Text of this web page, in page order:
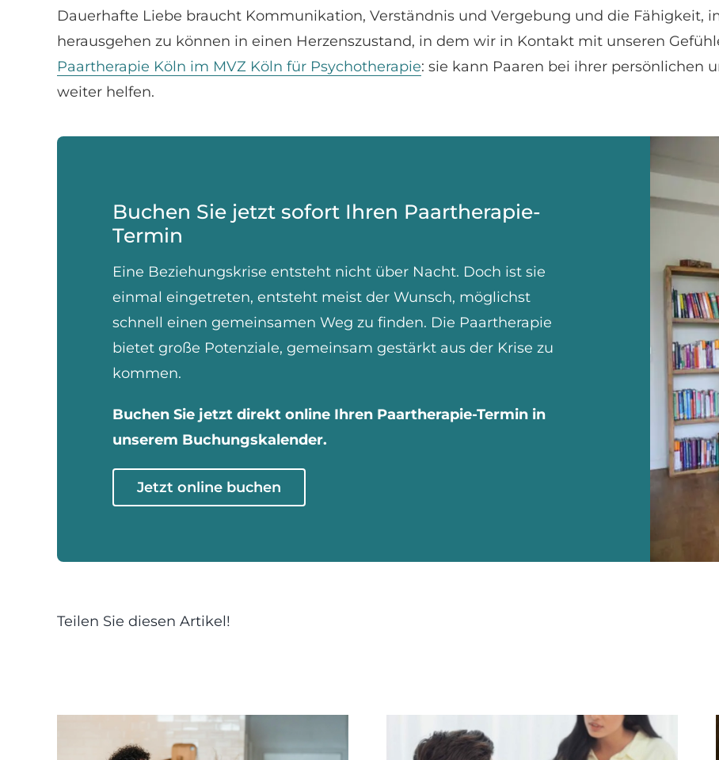
Dauerhafte Liebe braucht Kommunikation, Verständnis und Vergebung und die Fähigkeit,
herausgehen zu können in einen Herzenszustand, in dem wir in Kontakt mit unseren
Paartherapie Köln im MVZ Köln für Psychotherapie: sie kann Paaren bei ihrer persönlichen
weiter helfen.
Buchen Sie jetzt sofort Ihren Paartherapie-
Termin
Eine Beziehungskrise entsteht nicht über Nacht. Doch ist sie
einmal eingetreten, entsteht meist der Wunsch, möglichst
schnell einen gemeinsamen Weg zu finden. Die Paartherapie
bietet große Potenziale, gemeinsam gestärkt aus der Krise zu
kommen.
Buchen Sie jetzt direkt online Ihren Paartherapie-Termin in
unserem Buchungskalender.
Jetzt online buchen
Teilen Sie diesen Artikel!